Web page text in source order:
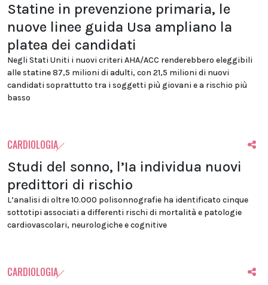
Statine in prevenzione primaria, le
nuove linee guida Usa ampliano la
platea dei candidati
Negli Stati Uniti i nuovi criteri AHA/ACC renderebbero eleggibili
alle statine 87,5 milioni di adulti, con 21,5 milioni di nuovi
candidati soprattutto tra i soggetti più giovani e a rischio più
basso
CARDIOLOGIA
Studi del sonno, l’Ia individua nuovi
predittori di rischio
L’analisi di oltre 10.000 polisonnografie ha identificato cinque
sottotipi associati a differenti rischi di mortalità e patologie
cardiovascolari, neurologiche e cognitive
CARDIOLOGIA